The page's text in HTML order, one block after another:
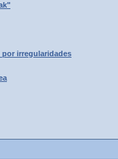
irregularidades